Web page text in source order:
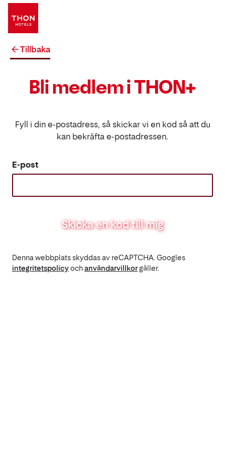
Tillbaka
Bli medlem i THON+
Fyll i din e-postadress, så skickar vi en kod så att du
kan bekräfta e-postadressen.
E-post
Skicka en kod till mig
Denna webbplats skyddas av reCAPTCHA. Googles
integritetspolicyochanvändarvillkorgäller.